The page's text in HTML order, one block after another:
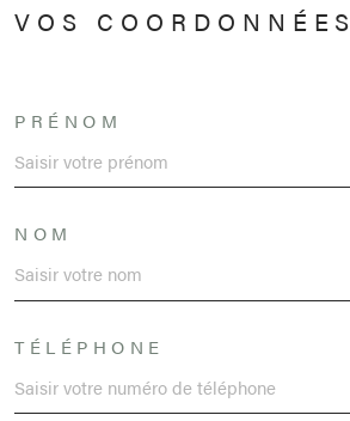
VOS COORDONNÉES
PRÉNOM
NOM
TÉLÉPHONE